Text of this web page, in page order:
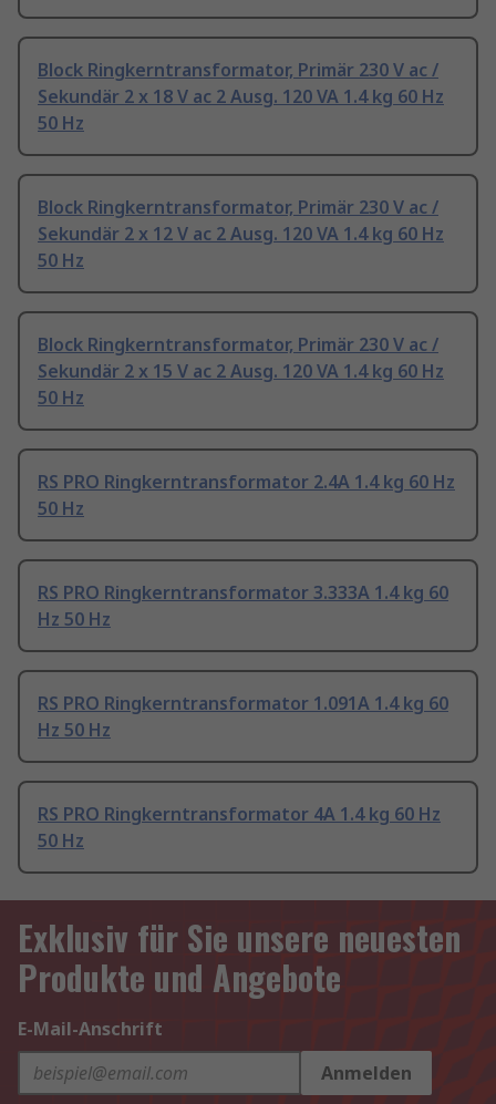
Block Ringkerntransformator, Primär 230 V ac /
Sekundär 2 x 18 V ac 2 Ausg. 120 VA 1.4 kg 60 Hz
50 Hz
Block Ringkerntransformator, Primär 230 V ac /
Sekundär 2 x 12 V ac 2 Ausg. 120 VA 1.4 kg 60 Hz
50 Hz
Block Ringkerntransformator, Primär 230 V ac /
Sekundär 2 x 15 V ac 2 Ausg. 120 VA 1.4 kg 60 Hz
50 Hz
RS PRO Ringkerntransformator 2.4A 1.4 kg 60 Hz
50 Hz
RS PRO Ringkerntransformator 3.333A 1.4 kg 60
Hz 50 Hz
RS PRO Ringkerntransformator 1.091A 1.4 kg 60
Hz 50 Hz
RS PRO Ringkerntransformator 4A 1.4 kg 60 Hz
50 Hz
Exklusiv für Sie unsere neuesten
Produkte und Angebote
E-Mail-Anschrift
Anmelden